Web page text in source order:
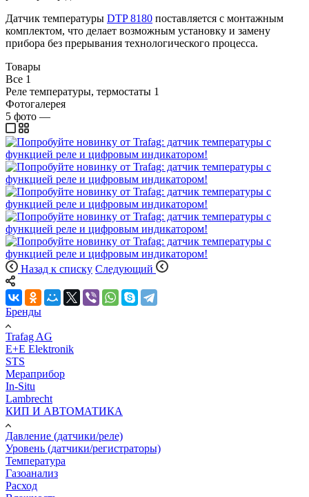
Датчик температуры DTP 8180 поставляется с монтажным
комплектом, что делает возможным установку и замену
прибора без прерывания технологического процесса.
Товары
Все 1
Реле температуры, термостаты 1
Фотогалерея
5 фото —
Назад к списку Следующий
Бренды
Trafag AG
E+E Elektronik
STS
Мераприбор
In-Situ
Lambrecht
КИП И АВТОМАТИКА
Давление (датчики/реле)
Уровень (датчики/регистраторы)
Температура
Газоанализ
Расход